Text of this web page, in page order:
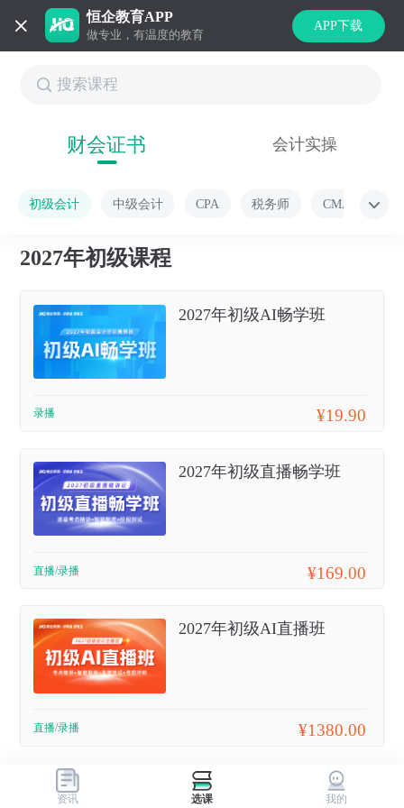
恒企教育APP
做专业，有温度的教育
APP下载
财会证书 会计实操
初级会计 中级会计 CPA 税务师 CMA
2027年初级课程
2027年初级AI畅学班
录播 ¥19.90
2027年初级直播畅学班
直播/录播 ¥169.00
2027年初级AI直播班
直播/录播 ¥1380.00
资讯 选课 我的